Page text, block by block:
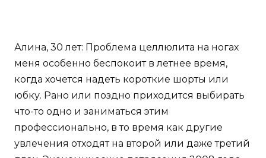
Алина, 30 лет: Проблема целлюлита на ногах
меня особенно беспокоит в летнее время,
когда хочется надеть короткие шорты или
юбку. Рано или поздно приходится выбирать
что-то одно и заниматься этим
профессионально, в то время как другие
увлечения отходят на второй или даже третий